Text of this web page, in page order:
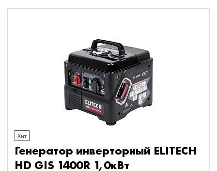
Хит
Генератор инверторный ELITECH
HD GIS 1400R 1,0кВт